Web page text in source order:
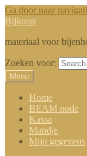
Ga door naar
Bijkoop
materiaal voor
Zoeken voor:
Menu
Home
BEAM node
Kassa
Mandje
Mijn gegevens